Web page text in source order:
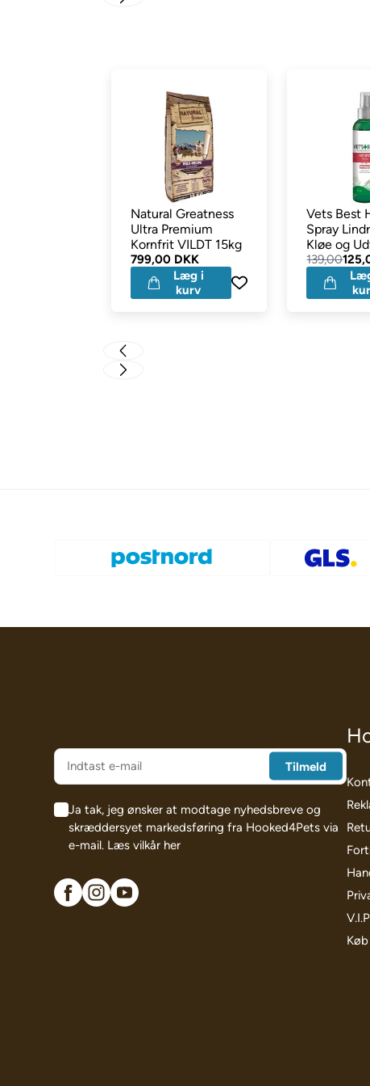
arnica, olea europea, phenoxyethanol, capryl glycerol.
Natural Greatness
Ultra Premium
Kornfrit VILDT 15kg
799,00 DKK
Læg i
kurv
Vets Best
Spray
Kløe og
Hud
139,00
Ja tak, jeg ønsker at modtage nyhedsbreve og
skræddersyet markedsføring fra Hooked4Pets via
e-mail. Læs vilkår her